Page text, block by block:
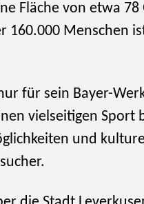
Fläche von etwa
160.000 Menschen
für sein Bayer-
vielseitigen Sport
und